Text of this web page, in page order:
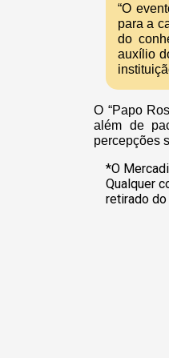
“O
para a
do
auxílio
O “Papo
além de
percepções
*O
Qualquer
retirado